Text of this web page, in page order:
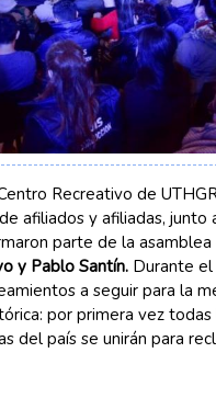
Recreativo de
afiliados y afiliadas, junto
parte de la asamblea
y Pablo Santín. Durante
a seguir para la
por primera vez todas
del país se unirán para